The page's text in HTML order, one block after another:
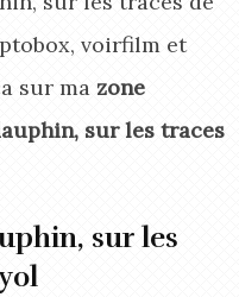
voirfilm et
sur ma zone
sur les traces
sur les